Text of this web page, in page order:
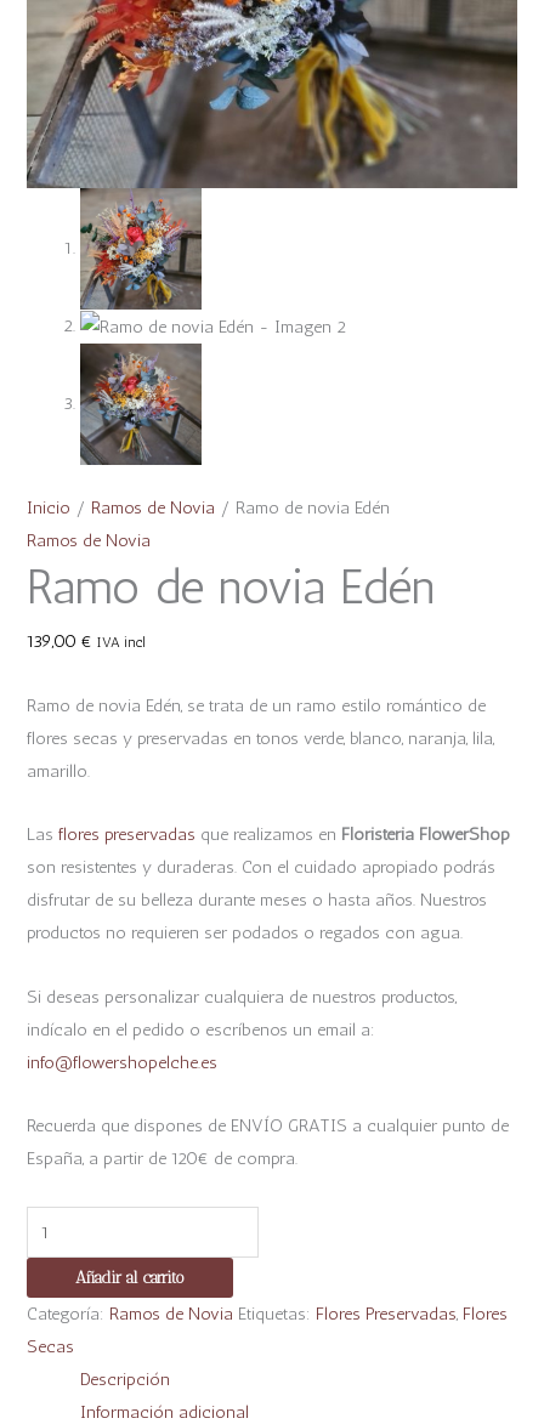
Inicio / Ramos de Novia / Ramo de novia Edén
Ramos de Novia
Ramo de novia Edén
139,00€ IVA incl
Ramo de novia Edén, se trata de un ramo estilo romántico de
flores secas y preservadas en tonos verde, blanco, naranja, lila,
amarillo.
Lasflores preservadas que realizamos en Floristeria FlowerShop
son resistentes y duraderas. Con el cuidado apropiado podrás
disfrutar de su belleza durante meses o hasta años. Nuestros
productos no requieren ser podados o regados con agua.
Si deseas personalizar cualquiera de nuestros productos,
indícalo en el pedido o escríbenos un email a:
info@flowershopelche.es
Recuerda que dispones de ENVÍO GRATIS a cualquier punto de
España, a partir de 120€ de compra.
Añadir al carrito
Categoría: Ramos de Novia Etiquetas: Flores Preservadas Flores
Secas
Descripción
Información adicional